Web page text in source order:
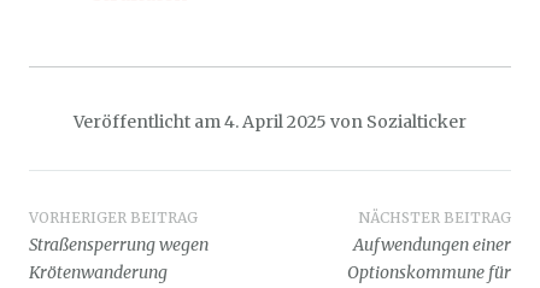
Veröffentlicht am4. April 2025 von Sozialticker
Beitragsnavigation
VORHERIGER BEITRAG
Straßensperrung wegen
Krötenwanderung
NÄCHSTER BEITRAG
Aufwendungen einer
Optionskommune für